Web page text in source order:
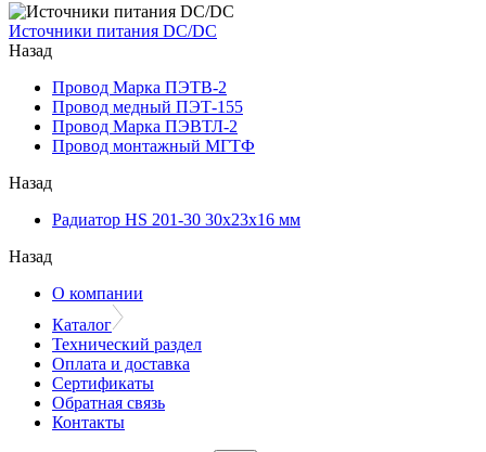
Источники питания DC/DC
Назад
Провод Марка ПЭТВ-2
Провод медный ПЭТ-155
Провод Марка ПЭВТЛ-2
Провод монтажный МГТФ
Назад
Радиатор HS 201-30 30х23х16 мм
Назад
О компании
Каталог
Технический раздел
Оплата и доставка
Сертификаты
Обратная связь
Контакты